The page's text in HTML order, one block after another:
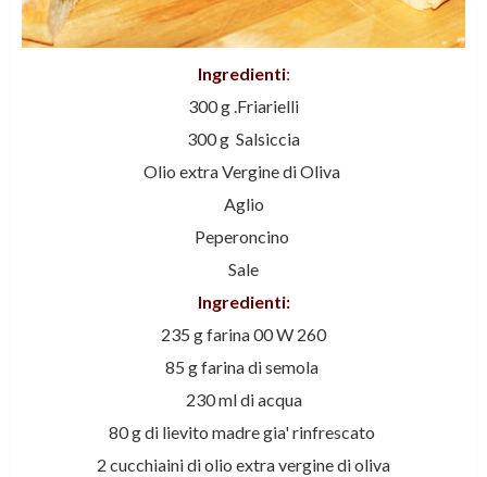
Ingredienti:
300 g .Friarielli
300 g Salsiccia
Olio extra Vergine di Oliva
Aglio
Peperoncino
Sale
Ingredienti:
235 g farina 00 W 260
85 g farina di semola
230 ml di acqua
80 g di lievito madre gia' rinfrescato
2 cucchiaini di olio extra vergine di oliva